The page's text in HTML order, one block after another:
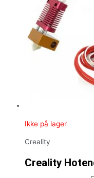
Ikke på lager
Creality
Creality